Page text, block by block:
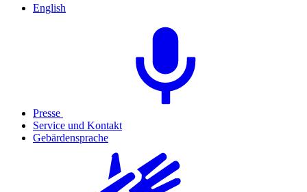
English
Presse
Service und Kontakt
Gebärdensprache